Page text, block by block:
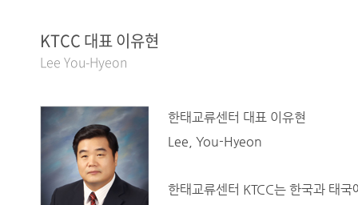
KTCC 대표 이유현
Lee You-Hyeon
한태교류센터 대표 이유현
Lee, You-Hyeon
한태교류센터 KTCC는 한국과 태